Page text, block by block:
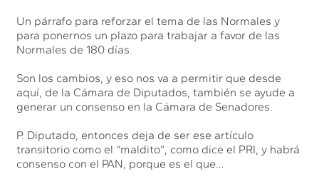
Un párrafo para reforzar el tema de las Normales y
para ponernos un plazo para trabajar a favor de las
Normales de 180 días.
Son los cambios, y eso nos va a permitir que desde
aquí, de la Cámara de Diputados, también se ayude a
generar un consenso en la Cámara de Senadores.
P. Diputado, entonces deja de ser ese artículo
transitorio como el “maldito”, como dice el PRI, y habrá
consenso con el PAN, porque es el que…